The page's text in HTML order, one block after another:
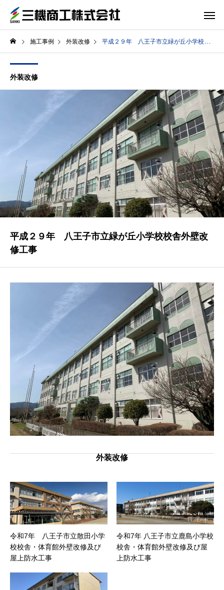
施工事例 外装改修 平成２９年 八王子市立緑が丘小学校校舎外壁改修工事
外装改修
平成２９年 八王子市立緑が丘小学校校舎外壁改
修工事
外装改修
令和7年 八王子市立散田小学
校校舎・体育館外壁改修及び
屋上防水工事
令和7年 八王子市立鹿島小学校
校舎・体育館外壁改修及び屋
上防水工事